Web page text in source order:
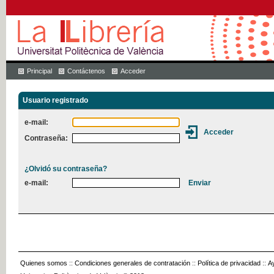
Principal Contáctenos Acceder
Usuario registrado
e-mail:
Contraseña:
¿Olvidó su contraseña?
e-mail:
Quienes somos :: Condiciones generales de contratación :: Política de privacidad ::